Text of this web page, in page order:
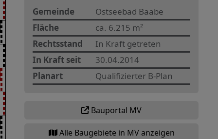
Gemeinde
Ostseebad Baabe
Fläche
ca. 6.215 m²
Rechtsstand
In Kraft getreten
In Kraft seit
30.04.2014
Planart
Qualifizierter B-Plan
Bauportal MV
Alle Baugebiete in MV anzeigen